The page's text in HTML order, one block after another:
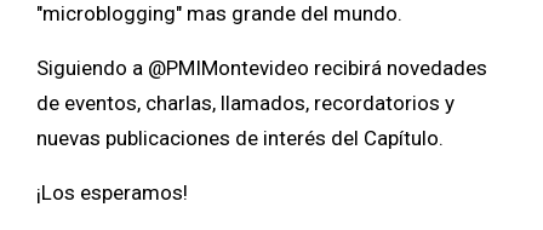
"microblogging" mas grande del mundo.
Siguiendo a @PMIMontevideo recibirá novedades
de eventos, charlas, llamados, recordatorios y
nuevas publicaciones de interés del Capítulo.
¡Los esperamos!